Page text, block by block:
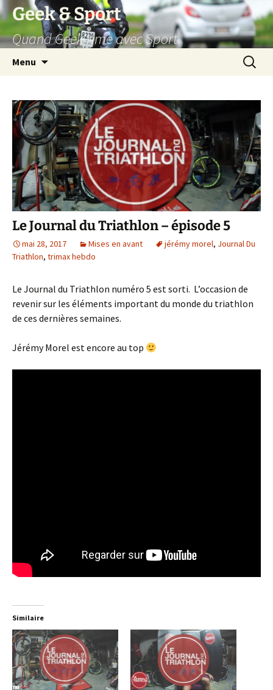
Aller
au
contenu
Geek & Sport
Quand Geek rime avec Sport
Menu
Le Journal du Triathlon – épisode 5
mai 28, 2017 Mises en avant jérémy morel, Journal Du
Triathlon, trimax hebdo
Le Journal du Triathlon numéro 5 est sorti. L’occasion de
revenir sur les éléments important du monde du triathlon
de ces dernières semaines.
Jérémy Morel est encore au top
Similaire